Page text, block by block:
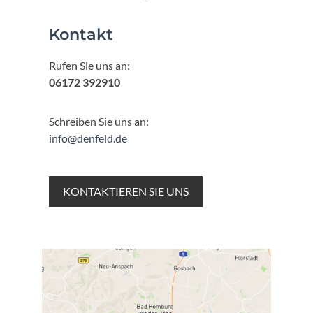
Kontakt
Rufen Sie uns an:
06172 392910
Schreiben Sie uns an:
info@denfeld.de
KONTAKTIEREN SIE UNS